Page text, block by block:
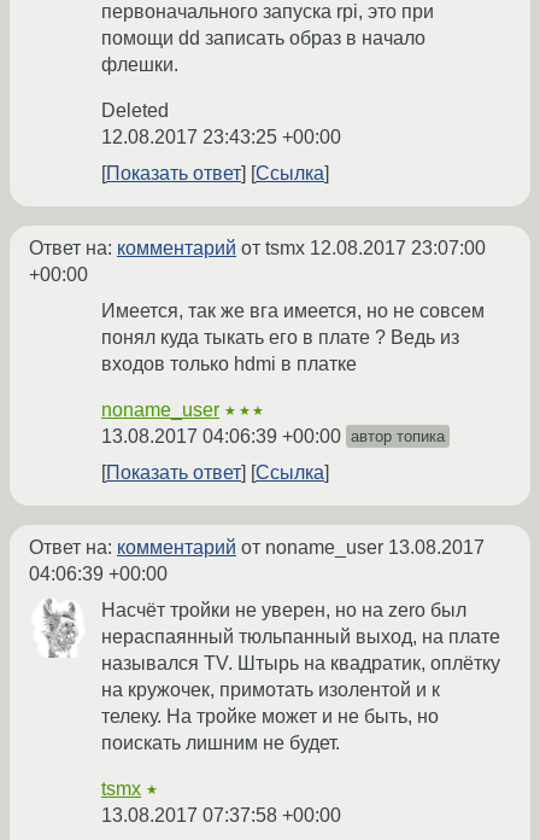
первоначального запуска rpi, это при
помощи dd записать образ в начало
флешки.
Deleted
12.08.2017 23:43:25 +00:00
Показать ответ
Ссылка
Ответ на: комментарий от tsmx 12.08.2017 23:07:00
+00:00
Имеется, так же вга имеется, но не совсем
понял куда тыкать его в плате ? Ведь из
входов только hdmi в платке
noname_user ★★★
13.08.2017 04:06:39 +00:00 автор топика
Показать ответ Ссылка
Ответ на: комментарий от noname_user 13.08.2017
04:06:39 +00:00
Насчёт тройки не уверен, но на zero был
нераспаянный тюльпанный выход, на плате
назывался TV. Штырь на квадратик, оплётку
на кружочек, примотать изолентой и к
телеку. На тройке может и не быть, но
поискать лишним не будет.
tsmx ★
13.08.2017 07:37:58 +00:00